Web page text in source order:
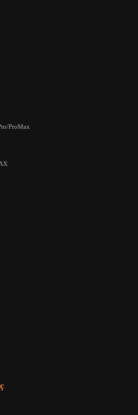
ProMax